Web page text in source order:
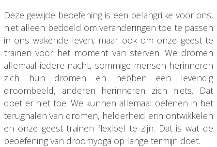
Deze gewijde beoefening is een belangrijke voor ons,
niet alleen bedoeld om veranderingen toe te passen
in ons wakende leven, maar ook om onze geest te
trainen voor het moment van sterven. We dromen
allemaal iedere nacht, sommige mensen herinneren
zich hun dromen en hebben een levendig
droombeeld, anderen herinneren zich niets. Dat
doet er niet toe. We kunnen allemaal oefenen in het
terughalen van dromen, helderheid erin ontwikkelen
en onze geest trainen flexibel te zijn. Dat is wat de
beoefening van droomyoga op lange termijn doet.